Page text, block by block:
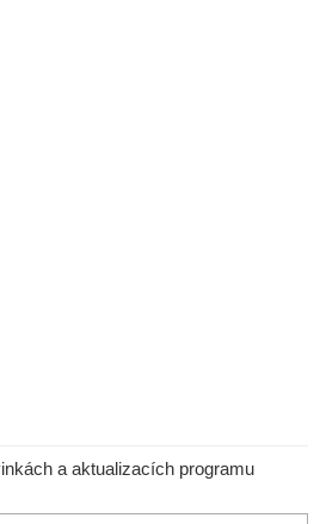
a aktualizacích programu